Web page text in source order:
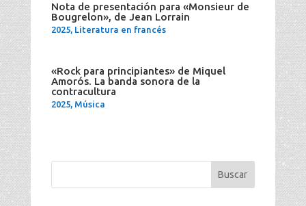
Nota de presentación para «Monsieur de
Bougrelon», de Jean Lorrain
2025, Literatura en francés
«Rock para principiantes» de Miquel
Amorós. La banda sonora de la
contracultura
2025, Música
Buscar